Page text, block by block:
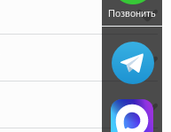
Позвонить